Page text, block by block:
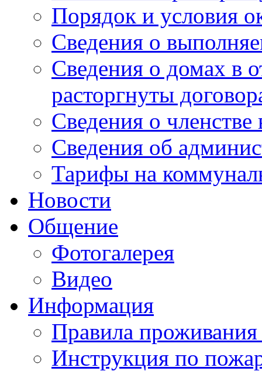
Порядок и условия
Сведения о
Сведения о домах в
расторгнуты
Сведения о
Сведения об
Тарифы на
Новости
Общение
Фотогалерея
Видео
Информация
Правила
Инструкция по